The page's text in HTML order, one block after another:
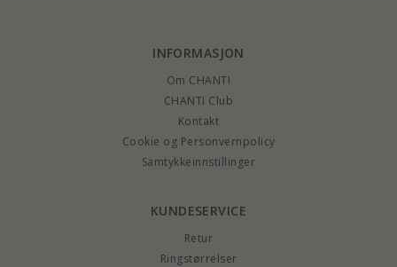
INFORMASJON
Om CHANTI
CHANTI Club
Kontakt
Cookie og Personvernpolicy
Samtykkeinnstillinger
KUNDESERVICE
Retur
Ringstørrelser